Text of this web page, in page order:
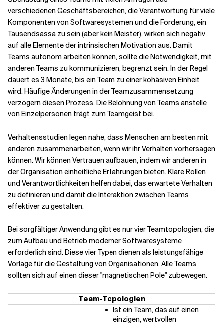
verschiedenen Geschäftsbereichen, die Verantwortung für viele
Komponenten von Softwaresystemen und die Forderung, ein
Tausendsassa zu sein (aber kein Meister), wirken sich negativ
auf alle Elemente der intrinsischen Motivation aus. Damit
Teams autonom arbeiten können, sollte die Notwendigkeit, mit
anderen Teams zu kommunizieren, begrenzt sein. In der Regel
dauert es 3 Monate, bis ein Team zu einer kohäsiven Einheit
wird. Häufige Änderungen in der Teamzusammensetzung
verzögern diesen Prozess. Die Belohnung von Teams anstelle
von Einzelpersonen trägt zum Teamgeist bei.
Verhaltensstudien legen nahe, dass Menschen am besten mit
anderen zusammenarbeiten, wenn wir ihr Verhalten vorhersagen
können. Wir können Vertrauen aufbauen, indem wir anderen in
der Organisation einheitliche Erfahrungen bieten. Klare Rollen
und Verantwortlichkeiten helfen dabei, das erwartete Verhalten
zu definieren und damit die Interaktion zwischen Teams
effektiver zu gestalten.
Bei sorgfältiger Anwendung gibt es nur vier Teamtopologien, die
zum Aufbau und Betrieb moderner Softwaresysteme
erforderlich sind. Diese vier Typen dienen als leistungsfähige
Vorlage für die Gestaltung von Organisationen. Alle Teams
sollten sich auf einen dieser "magnetischen Pole" zubewegen.
Team-Topologien
Ist ein Team, das auf einen
einzigen, wertvollen